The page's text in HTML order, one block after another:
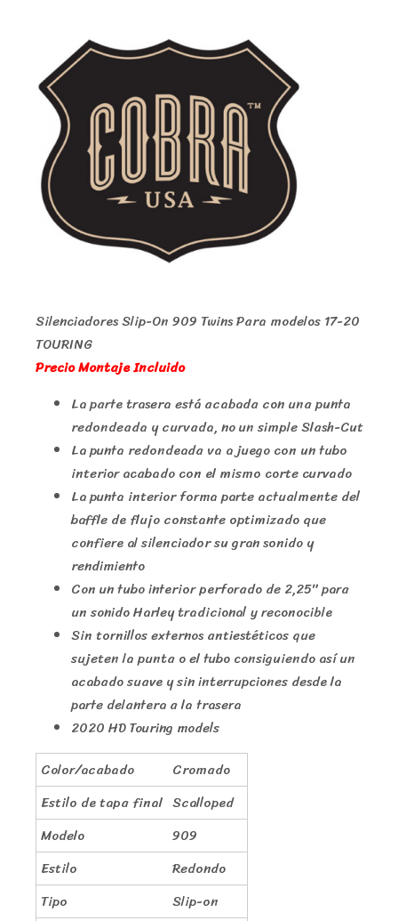
Silenciadores Slip-On 909 Twins Para modelos 17-20
TOURING
Precio Montaje Incluido
La parte trasera está acabada con una punta
redondeada y curvada, no un simple Slash-Cut
La punta redondeada va a juego con un tubo
interior acabado con el mismo corte curvado
La punta interior forma parte actualmente del
baffle de flujo constante optimizado que
confiere al silenciador su gran sonido y
rendimiento
Con un tubo interior perforado de 2,25″ para
un sonido Harley tradicional y reconocible
Sin tornillos externos antiestéticos que
sujeten la punta o el tubo consiguiendo así un
acabado suave y sin interrupciones desde la
parte delantera a la trasera
2020 HD Touring models
Color/acabado
Cromado
Estilo de tapa final Scalloped
Modelo
909
Estilo
Redondo
Tipo
Slip-on